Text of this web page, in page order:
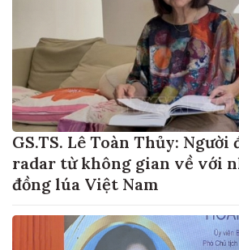
GS.TS. Lê Toàn Thủy: Người
radar từ không gian về với
đồng lúa Việt Nam